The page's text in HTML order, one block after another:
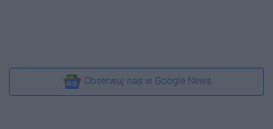
Obserwuj nas w Google News